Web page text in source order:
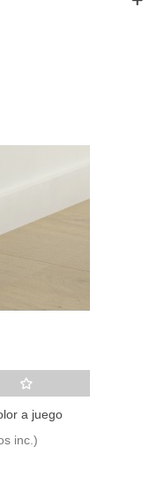
de deseos
a juego
inc.)